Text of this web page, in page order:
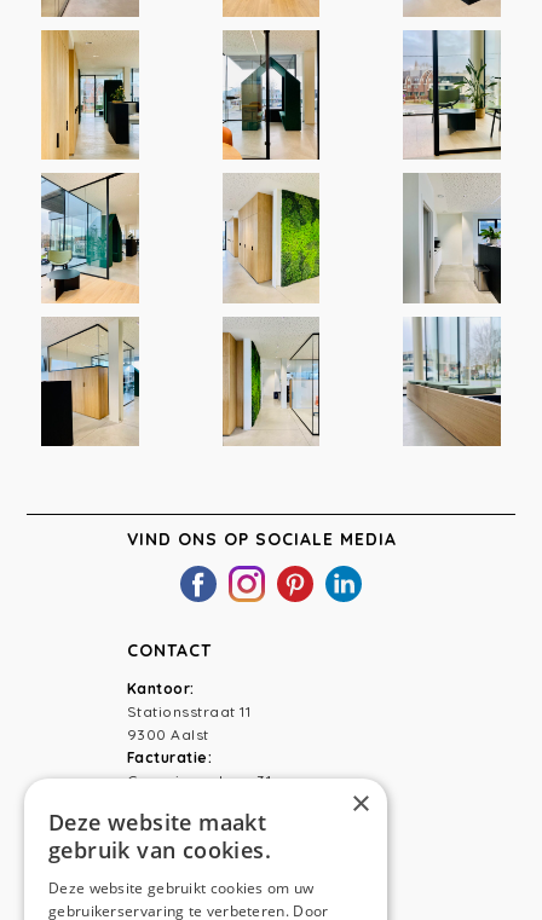
VIND ONS OP SOCIALE MEDIA
CONTACT
Kantoor:
Stationsstraat 11
9300 Aalst
Facturatie:
Capucienenlaan 31
Telefoon:0473 44 56 94
×
Deze website maakt
gebruik van cookies.
Deze website gebruikt cookies om uw
gebruikerservaring te verbeteren. Door